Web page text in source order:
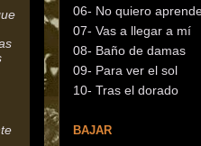
06- No quiero
07- Vas a llegar a mí
08- Baño de damas
09- Para ver el sol
10- Tras el dorado
BAJAR